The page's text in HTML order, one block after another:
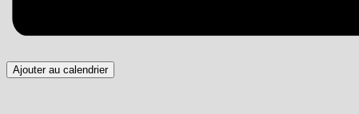
Ajouter au calendrier